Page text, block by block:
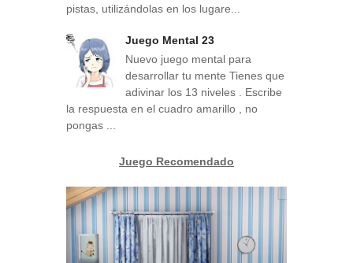
pistas, utilizándolas en los lugare...
Juego Mental 23
Nuevo juego mental para
desarrollar tu mente Tienes que
adivinar los 13 niveles . Escribe
la respuesta en el cuadro amarillo , no
pongas ...
Juego Recomendado